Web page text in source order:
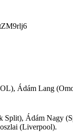
Ádám Lang
Ádám Nagy
(Liverpool).